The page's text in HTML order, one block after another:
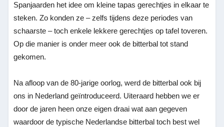
Spanjaarden het idee om kleine tapas gerechtjes in elkaar te
steken. Zo konden ze – zelfs tijdens deze periodes van
schaarste – toch enkele lekkere gerechtjes op tafel toveren.
Op die manier is onder meer ook de bitterbal tot stand
gekomen.
Na afloop van de 80-jarige oorlog, werd de bitterbal ook bij
ons in Nederland geïntroduceerd. Uiteraard hebben we er
door de jaren heen onze eigen draai wat aan gegeven
waardoor de typische Nederlandse bitterbal toch best wel